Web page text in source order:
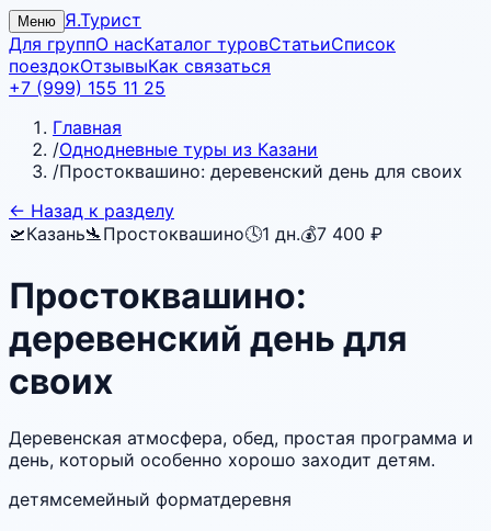
Меню Я.Турист
Для группО насКаталог туровСтатьиСписок
поездокОтзывыКак связаться
+7 (999) 155 11 25
Главная
/Однодневные туры из Казани
/Простоквашино: деревенский день для своих
← Назад к разделу
🛫Казань🛬Простоквашино🕓1 дн.💰7 400 ₽
Простоквашино:
деревенский день для
своих
Деревенская атмосфера, обед, простая программа и
день, который особенно хорошо заходит детям.
детямсемейный форматдеревня